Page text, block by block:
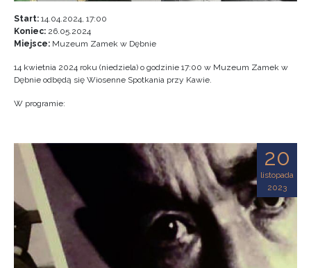
Start: 14.04.2024, 17:00
Koniec: 26.05.2024
Miejsce: Muzeum Zamek w Dębnie
14 kwietnia 2024 roku (niedziela) o godzinie 17:00 w Muzeum Zamek w
Dębnie odbędą się Wiosenne Spotkania przy Kawie.
W programie:
20
listopada
2023